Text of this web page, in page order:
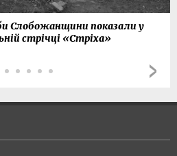
Слобожанщини показали у
стрічці «Стріха»